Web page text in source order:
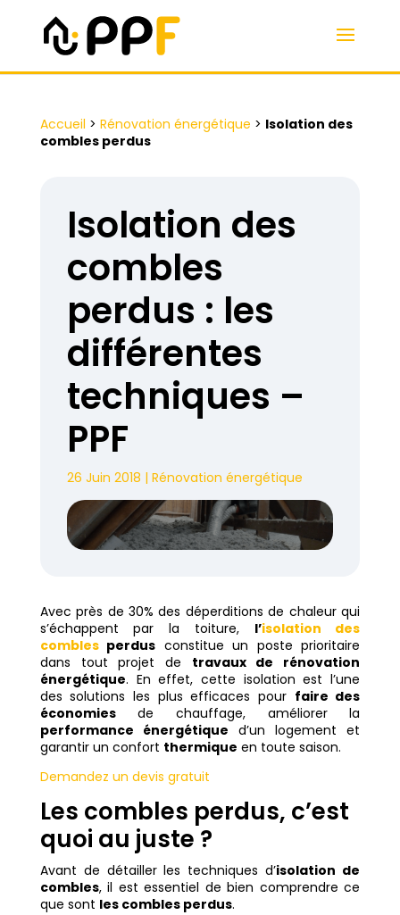
Accueil > Rénovation énergétique > Isolation des
combles perdus
Isolation des
combles
perdus : les
différentes
techniques –
PPF
26 Juin 2018 | Rénovation énergétique
Avec près de 30% des déperditions de chaleur qui
s’échappent par la toiture, l’isolation des
comblesperdus constitue un poste prioritaire
dans tout projet de travaux de rénovation
énergétique. En effet, cette isolation est l’une
des solutions les plus efficaces pour faire des
économiesde chauffage, améliorer la
performance énergétique d’un logement et
garantir un confort thermique en toute saison.
Demandez un devis gratuit
Les combles perdus, c’est
quoi au juste ?
Avant de détailler les techniques d’isolation de
combles, il est essentiel de bien comprendre ce
que sont les combles perdus.